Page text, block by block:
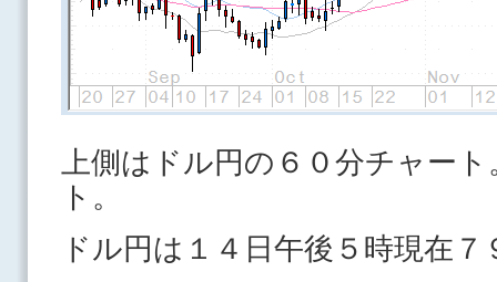
上側はドル円の６０分チャー
ト。
ドル円は１４日午後５時現在７